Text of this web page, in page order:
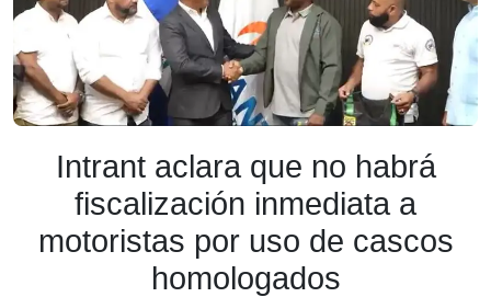
Intrant aclara que no habrá
fiscalización inmediata a
motoristas por uso de cascos
homologados